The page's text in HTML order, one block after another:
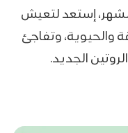
إستعد لتعيش
والحيوية، وتفاجئ
الجديد.